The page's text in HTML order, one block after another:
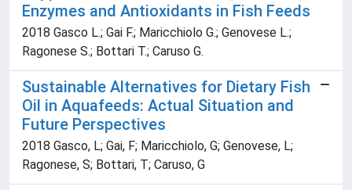
Enzymes and Antioxidants in Fish Feeds
2018 Gasco L.; Gai F.; Maricchiolo G.; Genovese L.;
Ragonese S.; Bottari T.; Caruso G.
Sustainable Alternatives for Dietary Fish
Oil in Aquafeeds: Actual Situation and
Future Perspectives
2018 Gasco, L; Gai, F; Maricchiolo, G; Genovese, L;
Ragonese, S; Bottari, T; Caruso, G